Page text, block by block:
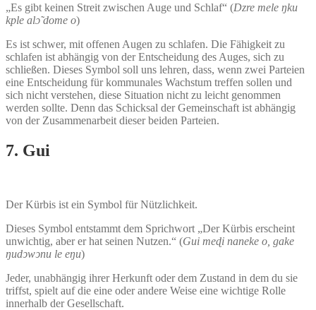
„Es gibt keinen Streit zwischen Auge und Schlaf“ (Dzre mele ŋku
kple alɔ̃ dome o)
Es ist schwer, mit offenen Augen zu schlafen. Die Fähigkeit zu
schlafen ist abhängig von der Entscheidung des Auges, sich zu
schließen. Dieses Symbol soll uns lehren, dass, wenn zwei Parteien
eine Entscheidung für kommunales Wachstum treffen sollen und
sich nicht verstehen, diese Situation nicht zu leicht genommen
werden sollte. Denn das Schicksal der Gemeinschaft ist abhängig
von der Zusammenarbeit dieser beiden Parteien.
7. Gui
Der Kürbis ist ein Symbol für Nützlichkeit.
Dieses Symbol entstammt dem Sprichwort „Der Kürbis erscheint
unwichtig, aber er hat seinen Nutzen.“ (Gui meɖi naneke o, gake
ŋudͻwͻnu le eŋu)
Jeder, unabhängig ihrer Herkunft oder dem Zustand in dem du sie
triffst, spielt auf die eine oder andere Weise eine wichtige Rolle
innerhalb der Gesellschaft.